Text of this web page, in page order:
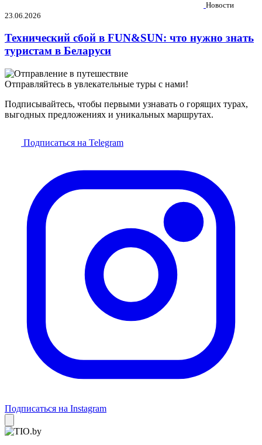
Новости
23.06.2026
Технический сбой в FUN&SUN: что нужно знать
туристам в Беларуси
Отправляйтесь в увлекательные туры с нами!
Подписывайтесь, чтобы первыми узнавать о горящих турах,
выгодных предложениях и уникальных маршрутах.
Подписаться на Telegram
Подписаться на Instagram